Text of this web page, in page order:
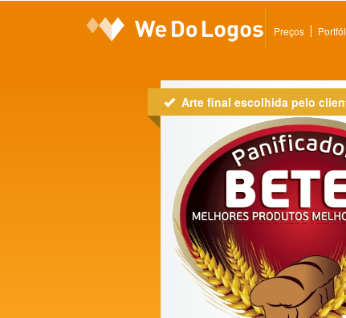
Preços
Arte final escolhida pelo